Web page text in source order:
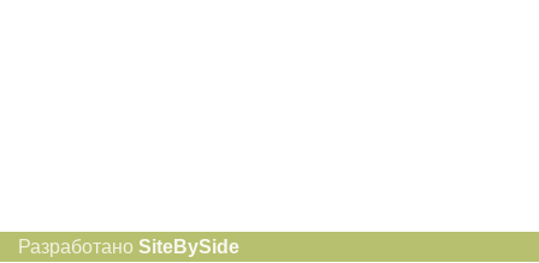
Разработано SiteBySide